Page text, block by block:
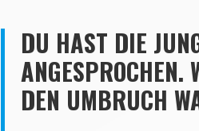
DU HAST DIE
DEN UMBRUCH